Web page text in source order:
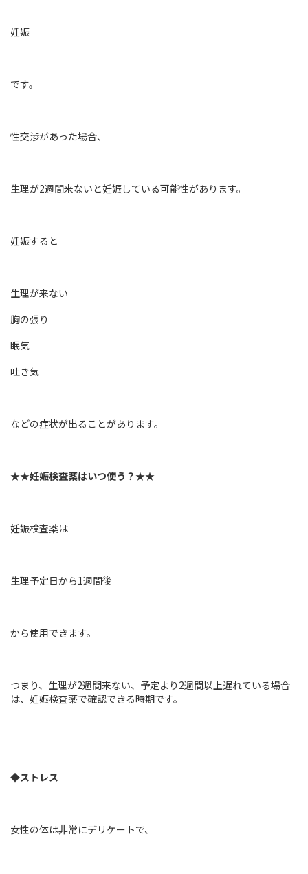
妊娠
です。
性交渉があった場合、
生理が2週間来ないと妊娠している可能性があります。
妊娠すると
生理が来ない
胸の張り
眠気
吐き気
などの症状が出ることがあります。
★★妊娠検査薬はいつ使う？★★
妊娠検査薬は
生理予定日から1週間後
から使用できます。
つまり、生理が2週間来ない、予定より2週間以上遅れている場合
は、妊娠検査薬で確認できる時期です。
◆ストレス
女性の体は非常にデリケートで、